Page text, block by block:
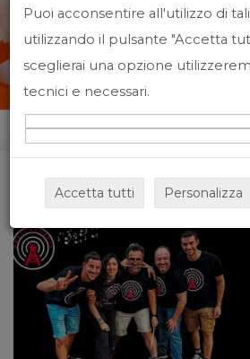
News&Events
Home News&events
Puoi acconsentire all'utilizzo di
utilizzando il pulsante "Accetta
sceglierai una opzione
tecnici e necessari.
Accetta tutti Personalizza